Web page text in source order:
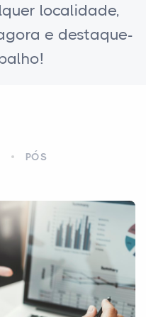
localidade,
e destaque-
PÓS